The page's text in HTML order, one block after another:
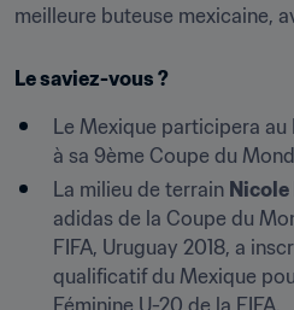
meilleure buteuse mexicaine,
Le saviez-vous ?
Le Mexique participera au
à sa 9ème Coupe du
La milieu de terrain Nicole
adidas de la Coupe du
FIFA, Uruguay 2018, a
qualificatif du Mexique
Féminine U-20 de la FIFA.